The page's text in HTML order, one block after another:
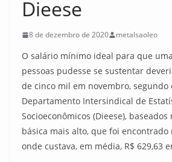
Dieese
8 de dezembro de 2020 metalsaoleo
O salário mínimo ideal para que
pessoas pudesse se sustentar
de cinco mil em novembro, segundo
Departamento Intersindical de
Socioeconômicos (Dieese),
básica mais alto, que foi encontrado
onde custava, em média, R$ 629,63